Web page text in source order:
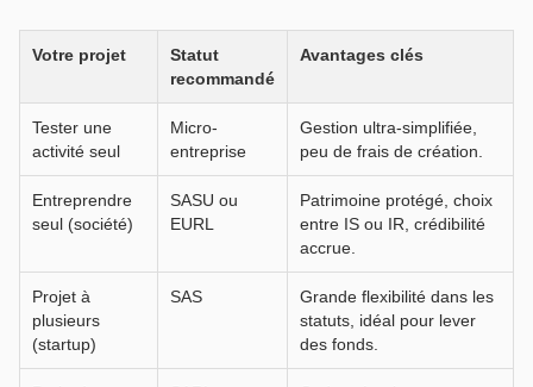
Votre projet
Statut
recommandé
Avantages clés
Tester une
activité seul
Micro-
entreprise
Gestion ultra-simplifiée,
peu de frais de création.
Entreprendre
seul (société)
SASU ou
EURL
Patrimoine protégé, choix
entre IS ou IR, crédibilité
accrue.
Projet à
plusieurs
(startup)
SAS
Grande flexibilité dans les
statuts, idéal pour lever
des fonds.